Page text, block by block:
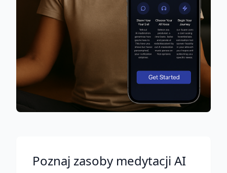
Poznaj zasoby medytacji AI